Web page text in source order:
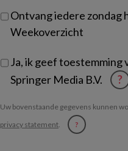
Ontvang iedere zondag
Weekoverzicht
Ja, ik geef toestemming
Springer Media B.V.
?
Uw bovenstaande gegevens kunnen
privacy statement. ?